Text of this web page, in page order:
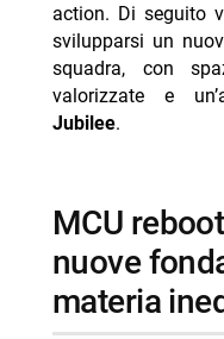
-- Jubilee: titoli
- Jubilee tra
- altri X-Men
ripensare
- relazioni familiari
rinnovare gli X-Men
-- Scopri di più da
action. Di seguito
svilupparsi un
squadra, con
valorizzate e
Jubilee.
MCU reboot degli X-Men:
nuove
materia